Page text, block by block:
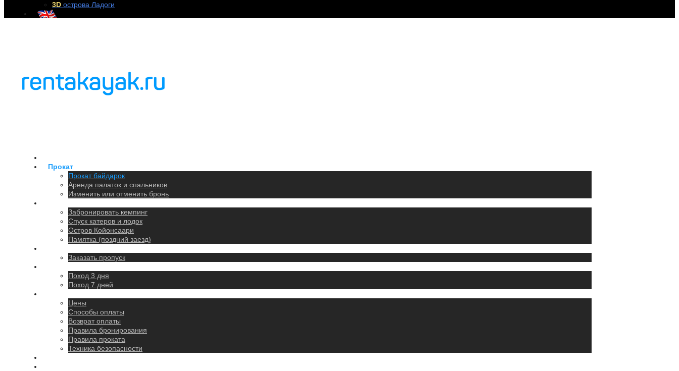
3D острова Ладоги
Прокат
Прокат байдарок
Аренда палаток и спальников
Изменить или отменить бронь
Забронировать кемпинг
Спуск катеров и лодок
Остров Койонсаари
Памятка (поздний заезд)
Заказать пропуск
Поход 3 дня
Поход 7 дней
Цены
Способы оплаты
Возврат оплаты
Правила бронирования
Правила проката
Техника безопасности